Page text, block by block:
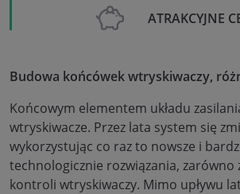
ATRAKCYJNE
Budowa końcówek wtryskiwaczy,
Końcowym elementem układu
wtryskiwacze. Przez lata system się
wykorzystując co raz to nowsze i
technologicznie rozwiązania, zarówno
kontroli wtryskiwaczy. Mimo upływu